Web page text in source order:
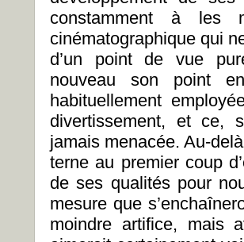
constamment à les
cinématographique qui
d’un point de vue
nouveau son point
habituellement
divertissement, et ce,
jamais menacée. Au-
terne au premier coup
de ses qualités pour
mesure que
moindre artifice, mais